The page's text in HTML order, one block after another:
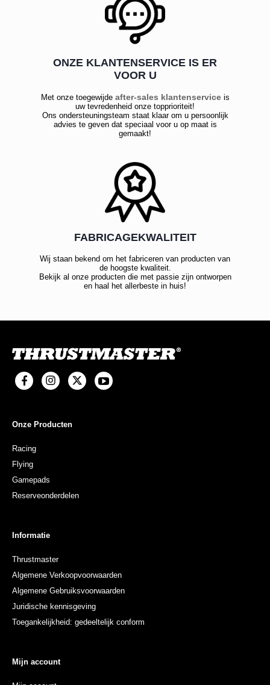
ONZE KLANTENSERVICE IS ER
VOOR U
Met onze toegewijde after-sales klantenserviceis
uw tevredenheid onze topprioriteit!
Ons ondersteuningsteam staat klaar om u persoonlijk
advies te geven dat speciaal voor u op maat is
gemaakt!
FABRICAGEKWALITEIT
Wij staan bekend om het fabriceren van producten van
de hoogste kwaliteit.
Bekijk al onze producten die met passie zijn ontworpen
en haal het allerbeste in huis!
Onze Producten
Racing
Flying
Gamepads
Reserveonderdelen
Informatie
Thrustmaster
Algemene Verkoopvoorwaarden
Algemene Gebruiksvoorwaarden
Juridische kennisgeving
Toegankelijkheid: gedeeltelijk conform
Mijn account